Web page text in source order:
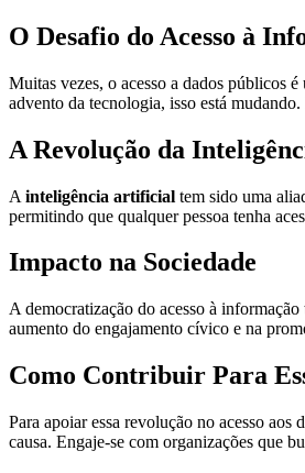
O Desafio do Acesso à
Muitas vezes, o acesso a dados públicos
advento da tecnologia, isso está
A Revolução da
A inteligência artificial tem sido uma
permitindo que qualquer pessoa tenha
Impacto na Sociedade
A democratização do acesso à
aumento do engajamento cívico e na
Como Contribuir Para
Para apoiar essa revolução no acesso
causa. Engaje-se com organizações que